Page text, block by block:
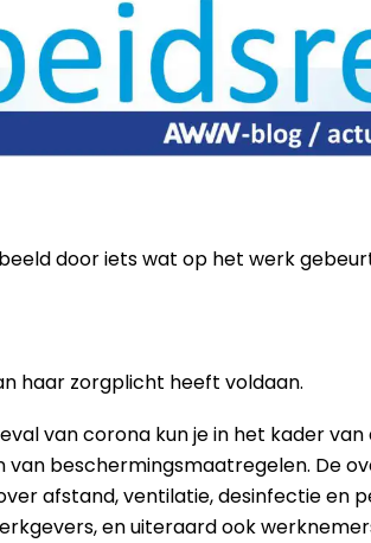
door iets wat op het werk
haar zorgplicht heeft voldaan.
van corona kun je in het kader
beschermingsmaatregelen. De
afstand, ventilatie, desinfectie en
en uiteraard ook